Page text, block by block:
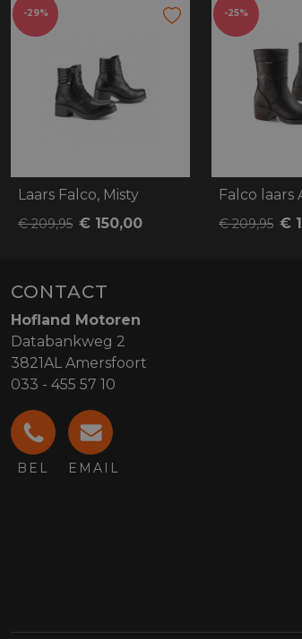
-29%
Laars Falco, Misty
€ 209,95 € 150,00
-25%
Falco laars
€ 209,95 €
CONTACT
Hofland Motoren
Databankweg 2
3821AL Amersfoort
033 - 455 57 10
BEL EMAIL